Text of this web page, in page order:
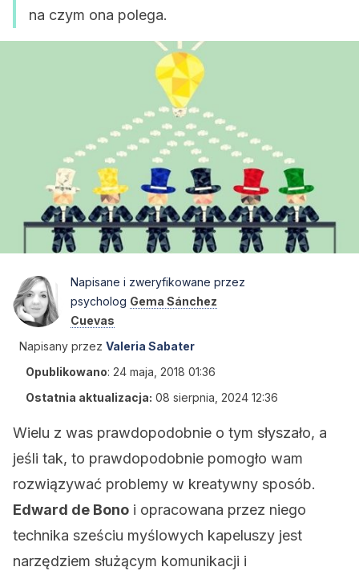
na czym ona polega.
Napisane i zweryfikowane przez
psycholog Gema Sánchez
Cuevas
Napisany przez Valeria Sabater
Opublikowano: 24 maja, 2018 01:36
Ostatnia aktualizacja: 08 sierpnia, 2024 12:36
Wielu z was prawdopodobnie o tym słyszało, a
jeśli tak, to prawdopodobnie pomogło wam
rozwiązywać problemy w kreatywny sposób.
Edward de Bono i opracowana przez niego
technika sześciu myślowych kapeluszy jest
narzędziem służącym komunikacji i